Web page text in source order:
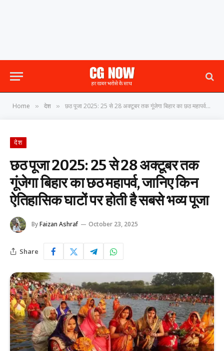
Home » देश » छठ पूजा 2025: 25 से 28 अक्टूबर तक गूंजेगा बिहार का छठ महापर्व, जानिए किन ऐतिहासिक घाटों पर होती है सबसे भव्य पूजा
देश
छठ पूजा 2025: 25 से 28 अक्टूबर तक
गूंजेगा बिहार का छठ महापर्व, जानिए किन
ऐतिहासिक घाटों पर होती है सबसे भव्य पूजा
ByFaizan Ashraf October 23, 2025
Share